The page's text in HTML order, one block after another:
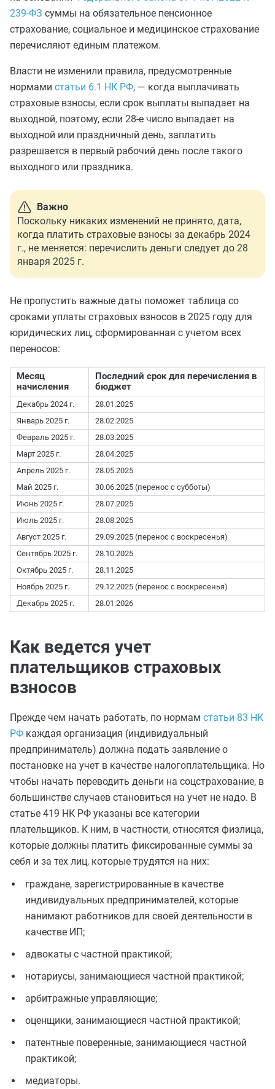
239-ФЗ суммы на обязательное пенсионное
страхование, социальное и медицинское страхование
перечисляют единым платежом.
Власти не изменили правила, предусмотренные
нормами статьи 6.1 НК РФ, — когда выплачивать
страховые взносы, если срок выплаты выпадает на
выходной, поэтому, если 28-е число выпадает на
выходной или праздничный день, заплатить
разрешается в первый рабочий день после такого
выходного или праздника.
Важно
Поскольку никаких изменений не принято, дата,
когда платить страховые взносы за декабрь 2024
г., не меняется: перечислить деньги следует до 28
января 2025 г.
Не пропустить важные даты поможет таблица со
сроками уплаты страховых взносов в 2025 году для
юридических лиц, сформированная с учетом всех
переносов:
Месяц
начисления
Последний срок для перечисления в
бюджет
Декабрь 2024 г.
28.01.2025
Январь 2025 г.
28.02.2025
Февраль 2025 г.
28.03.2025
Март 2025 г.
28.04.2025
Апрель 2025 г.
28.05.2025
Май 2025 г.
30.06.2025 (перенос с субботы)
Июнь 2025 г.
28.07.2025
Июль 2025 г.
28.08.2025
Август 2025 г.
29.09.2025 (перенос с воскресенья)
Сентябрь 2025 г.
28.10.2025
Октябрь 2025 г.
28.11.2025
Ноябрь 2025 г.
29.12.2025 (перенос с воскресенья)
Декабрь 2025 г.
28.01.2026
Как ведется учет
плательщиков страховых
взносов
Прежде чем начать работать, по нормам статьи 83 НК
РФ каждая организация (индивидуальный
предприниматель) должна подать заявление о
постановке на учет в качестве налогоплательщика. Но
чтобы начать переводить деньги на соцстрахование, в
большинстве случаев становиться на учет не надо. В
статье 419 НК РФ указаны все категории
плательщиков. К ним, в частности, относятся физлица,
которые должны платить фиксированные суммы за
себя и за тех лиц, которые трудятся на них:
граждане, зарегистрированные в качестве
индивидуальных предпринимателей, которые
нанимают работников для своей деятельности в
качестве ИП;
адвокаты с частной практикой;
нотариусы, занимающиеся частной практикой;
арбитражные управляющие;
оценщики, занимающиеся частной практикой;
патентные поверенные, занимающиеся частной
практикой;
медиаторы.